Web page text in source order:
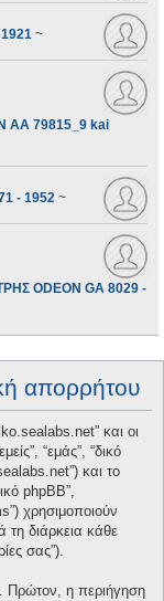
~
AA 79815_9 kai
- 1952 ~
ODEON GA 8029 -
απορρήτου
και οι
“εμάς”, “δικό
και το
phpBB”,
χρησιμοποιούν
τη διάρκεια κάθε
σας”).
Πρώτον, η περιήγηση